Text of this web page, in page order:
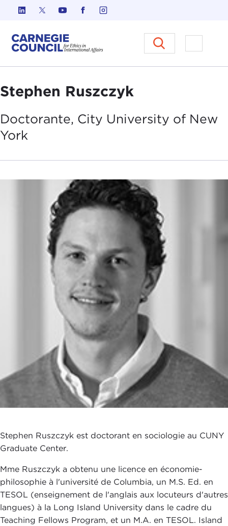
Skip to content
Carnegie Council sur
Ouvrir
Stephen Ruszczyk
Doctorante, City University of New
York
Stephen Ruszczyk est doctorant en sociologie au CUNY
Graduate Center.
Mme Ruszczyk a obtenu une licence en économie-
philosophie à l'université de Columbia, un M.S. Ed. en
TESOL (enseignement de l'anglais aux locuteurs d'autres
langues) à la Long Island University dans le cadre du
Teaching Fellows Program, et un M.A. en TESOL. Island